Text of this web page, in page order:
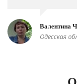
Валентина
Одесская